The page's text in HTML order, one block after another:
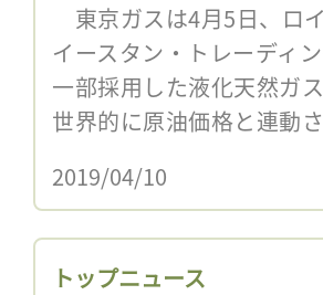
東京ガスは4月5日、ロ
イースタン・トレーディ
一部採用した液化天然ガ
世界的に原油価格と連動
2019/04/10
トップニュース